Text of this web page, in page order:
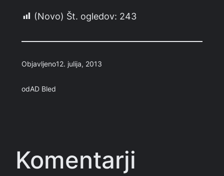
(Novo) Št. ogledov: 243
Objavljeno12. julija, 2013
odAD Bled
Komentarji